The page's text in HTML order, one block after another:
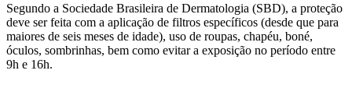
Segundo a Sociedade Brasileira de Dermatologia (SBD), a proteção
deve ser feita com a aplicação de filtros específicos (desde que para
maiores de seis meses de idade), uso de roupas, chapéu, boné,
óculos, sombrinhas, bem como evitar a exposição no período entre
9h e 16h.